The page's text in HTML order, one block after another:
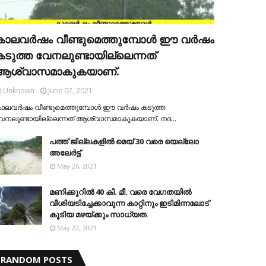
വീണ്ടുമെത്തുമ്പോള്‍ ഈ വര്‍ഷം
വേനലുണ്ടായില്ലെന്നത്
Unknown
June 07, 2021
വീണ്ടുമെത്തുമ്പോള്‍ ഈ വര്‍ഷം കടുത്ത
ആശ്വാസമാകുകയാണ്. നദ…
പത്ത് ജില്ലകളില്‍ മെയ് 30 വരെ യെല്ലോ
അലേര്‍ട്ട്
May 26, 2021
മണിക്കൂറിൽ 40 കി. മീ. വരെ വേഗതയിൽ
വീശിയടിച്ചേക്കാവുന്ന കാറ്റിനും ഇടിമിന്നലോട്
കൂടിയ മഴയ്ക്കും സാധ്യത.
May 22, 2021
RANDOM POSTS